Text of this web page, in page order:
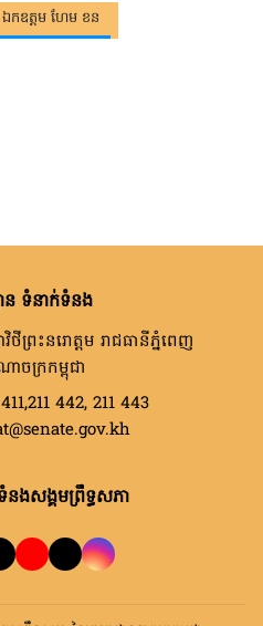
ឯកឧត្តម ហែម ខន
ន ទំនាក់ទំនង
ថីព្រះនរោត្តម រាជធានីភ្នំពេញ
ាចក្រកម្ពុជា
442, 211 443
ងសង្គមព្រឹទ្ធសភា